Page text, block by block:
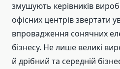
змушують керівників
офісних центрів звертати
впровадження сонячних
бізнесу. Не лише великі
й дрібний та середній